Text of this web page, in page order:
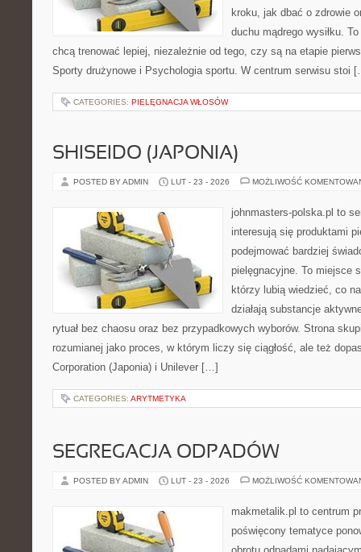
kroku, jak dbać o zdrowie
duchu mądrego wysiłku.
chcą trenować lepiej, niezależnie od tego, czy są na etapie
Sporty drużynowe i Psychologia sportu. W centrum serwisu stoi
CATEGORIES: PIELĘGNACJA WŁOSÓW
SHISEIDO (JAPONIA)
POSTED BY ADMIN LUT - 23 - 2026 MOŻLIWOŚĆ
johnmasters-polska.pl to
interesują się produktami
podejmować bardziej
pielęgnacyjne. To miejsce
którzy lubią wiedzieć, co
działają substancje
rytuał bez chaosu oraz bez przypadkowych wyborów. Strona
rozumianej jako proces, w którym liczy się ciągłość, ale też
Corporation (Japonia) i Unilever […]
CATEGORIES: ARYTMETYKA
SEGREGACJA ODPADÓW
POSTED BY ADMIN LUT - 23 - 2026 MOŻLIWOŚĆ
makmetalik.pl to centrum
poświęcony tematyce